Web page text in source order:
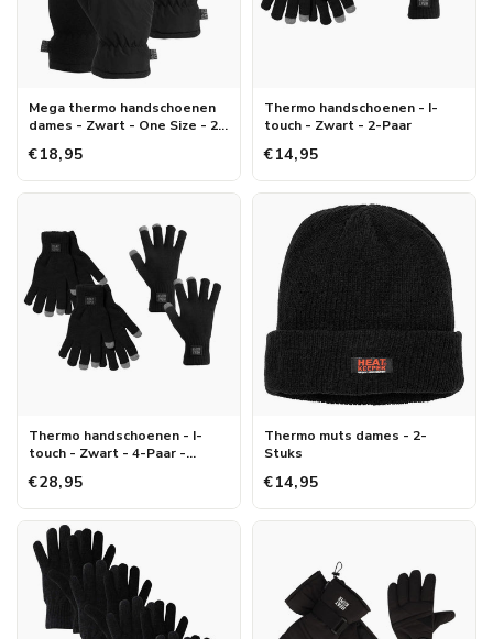
Mega thermo handschoenen
dames - Zwart - One Size - 2-
€18,95
Thermo handschoenen - I-
touch - Zwart - 2-Paar
€14,95
Thermo handschoenen - I-
touch - Zwart - 4-Paar -
€28,95
Thermo muts dames - 2-
Stuks
€14,95